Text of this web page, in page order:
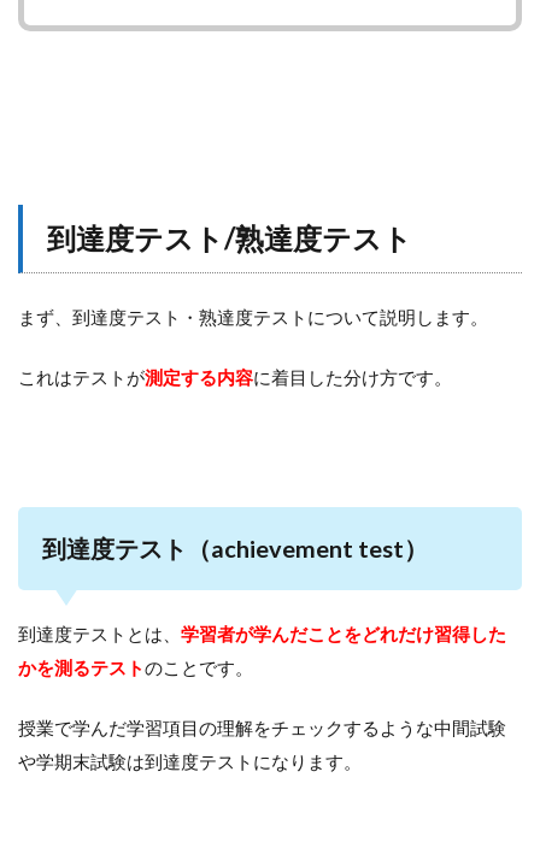
到達度テスト/熟達度テスト
まず、到達度テスト・熟達度テストについて説明します。
これはテストが測定する内容に着目した分け方です。
到達度テスト（achievement test）
到達度テストとは、 学習者が学んだことをどれだけ習得した
かを測るテストのことです。
授業で学んだ学習項目の理解をチェックするような中間試験
や学期末試験は到達度テストになります。